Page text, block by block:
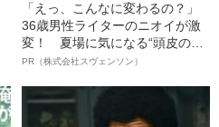
「えっ、こんなに変わるの？」
36歳男性ライターのニオイが激
変！ 夏場に気になる“頭皮のニ
オイ”や“ベタつき”を解消す
ト”が生み出した徹底ケアとは
PR（株式会社スヴェンソン）